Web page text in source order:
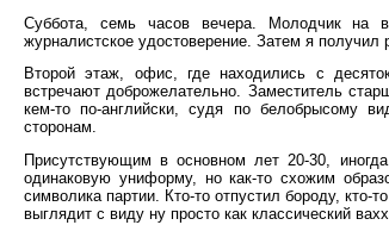
Суббота, семь часов вечера. Молодчик на
журналистское удостоверение. Затем я получил
Второй этаж, офис, где находились с
встречают доброжелательно. Заместитель
кем-то по-английски, судя по белобрысому
сторонам.
Присутствующим в основном лет 20-30,
одинаковую униформу, но как-то схожим
символика партии. Кто-то отпустил бороду, кто-
выглядит с виду ну просто как классический